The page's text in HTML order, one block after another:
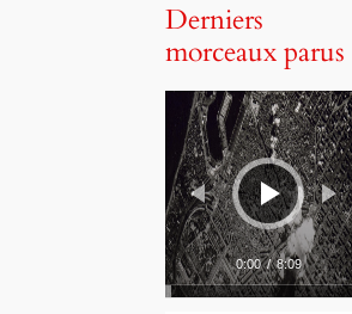
Derniers
morceaux parus
a
u
d
o
0:00 / 8:09